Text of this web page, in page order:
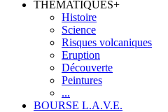
THEMATIQUES+
Histoire
Science
Risques volcaniques
Eruption
Découverte
Peintures
...
BOURSE L.A.V.E.